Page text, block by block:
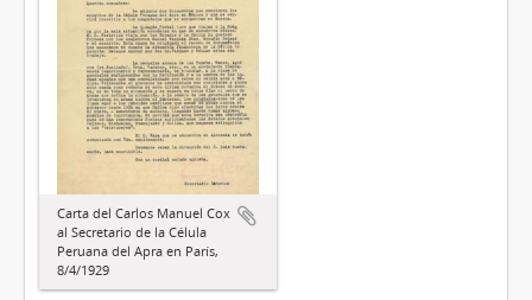
Carta del Carlos Manuel Cox
al Secretario de la Célula
Peruana del Apra en París,
8/4/1929